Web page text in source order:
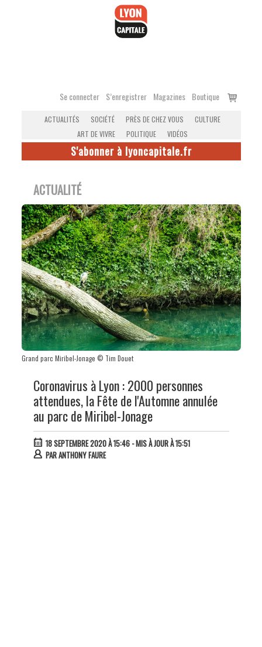
Se connecter S’enregistrer Magazines Boutique
Voir
ACTUALITÉS SOCIÉTÉ PRÈS DE CHEZ VOUS
CULTURE
ART DE VIVRE
POLITIQUE VIDÉOS
S'abonner à lyoncapitale.fr
ACTUALITÉ
Grand parc Miribel-Jonage © Tim Douet
Coronavirus à Lyon : 2000 personnes
attendues, la Fête de l'Automne annulée
au parc de Miribel-Jonage
18 SEPTEMBRE 2020 À 15:46- MIS À JOUR À 15:51
PARANTHONY FAURE